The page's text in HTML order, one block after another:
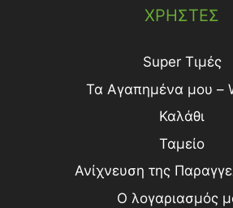
ΧΡΗΣΤΕΣ
Super Τιμές
Τα Αγαπημένα μου –
Καλάθι
Ταμείο
Ανίχνευση της
Ο λογαριασμός